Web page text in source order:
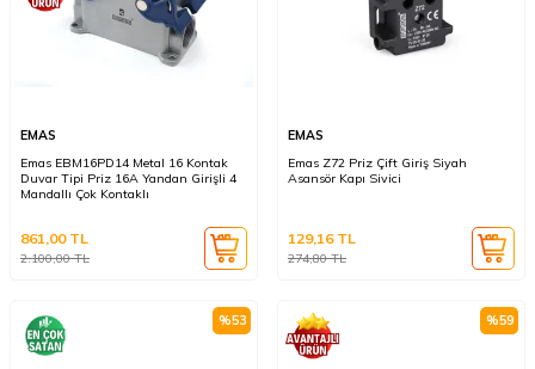
EMAS
Emas EBM16PD14 Metal 16 Kontak
Duvar Tipi Priz 16A Yandan Girişli 4
Mandallı Çok Kontaklı
2.100,00TL
861,00TL
EMAS
Emas Z72 Priz Çift Giriş Siyah
Asansör Kapı Sivici
274,80TL
129,16TL
%53 %59